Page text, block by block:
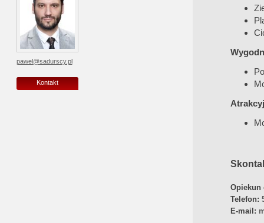
pawel@sadurscy.pl
Kontakt
Opiekun
Telefon:
E-mail: